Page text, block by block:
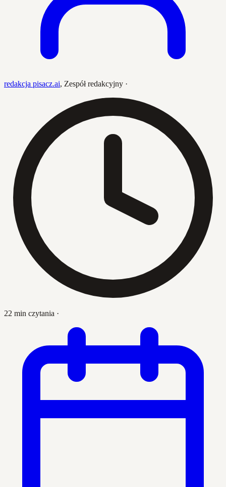
redakcja pisacz.ai, Zespół redakcyjny ·
22 min czytania ·